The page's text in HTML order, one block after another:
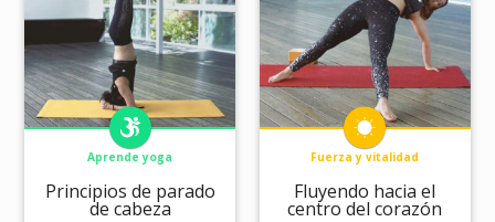
Aprende yoga
Principios de parado
de cabeza
Fuerza y vitalidad
Fluyendo hacia el
centro del corazón